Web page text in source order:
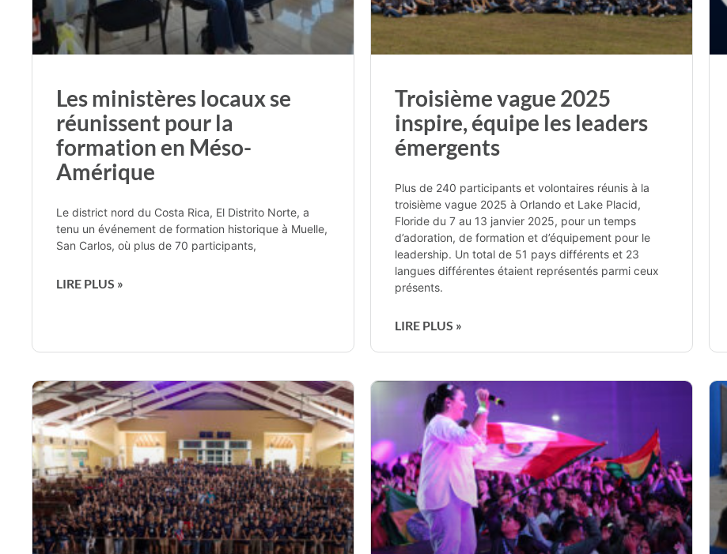
Les ministères locaux se
réunissent pour la
formation en Méso-
Amérique
Le district nord du Costa Rica, El Distrito Norte, a
tenu un événement de formation historique à Muelle,
San Carlos, où plus de 70 participants,
LIRE PLUS »
Troisième vague 2025
inspire, équipe les leaders
émergents
Plus de 240 participants et volontaires réunis à la
troisième vague 2025 à Orlando et Lake Placid,
Floride du 7 au 13 janvier 2025, pour un temps
d’adoration, de formation et d’équipement pour le
leadership. Un total de 51 pays différents et 23
langues différentes étaient représentés parmi ceux
présents.
LIRE PLUS »